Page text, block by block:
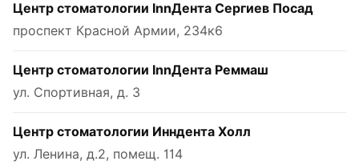
Центр стоматологии InnДента Сергиев Посад
проспект Красной Армии, 234к6
Центр стоматологии InnДента Реммаш
ул. Спортивная, д. 3
Центр стоматологии Инндента Холл
ул. Ленина, д.2, помещ. 114